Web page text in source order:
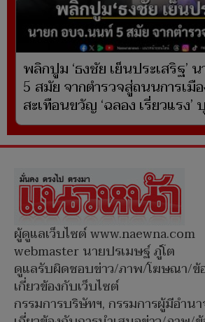
พลิกปูม ‘ธงชัย เย็นประเสริฐ’
5 สมัย จากตำรวจสู่ถนนการเมื
สะเทือนขวัญ ‘ฉลอง เรี่ยวแรง’
ผู้ดูแลเว็บไซต์ www.naewna.com
webmaster นายปรเมษฐ์ ภู่โต
ดูแลรับผิดชอบข่าว/ภาพ/โฆษณา/
เกี่ยวข้องกับเว็บไซต์
กรรมการบริษัทฯ, กรรมการผู้มีอำน